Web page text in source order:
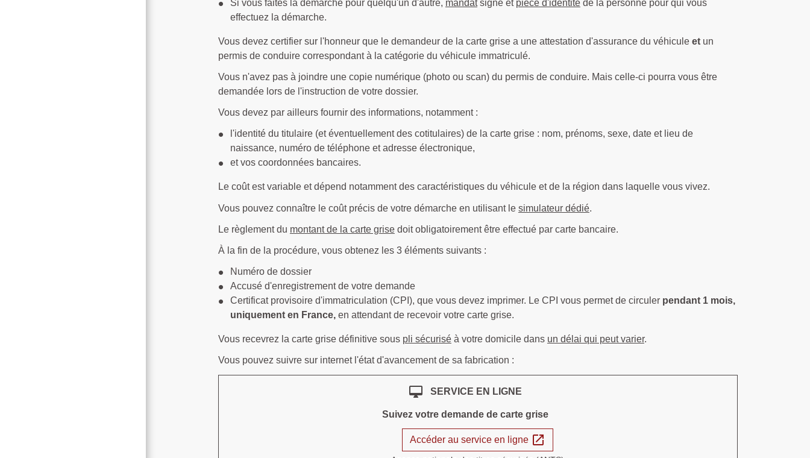
Si vous faites la démarche pour quelqu'un d'autre, mandatsigné et pièce d'identitéde la personne pour qui vous
effectuez la démarche.
Vous devez certifier sur l'honneur que le demandeur de la carte grise a une attestation d'assurance du véhicule etun
permis de conduire correspondant à la catégorie du véhicule immatriculé.
Vous n'avez pas à joindre une copie numérique (photo ou scan) du permis de conduire. Mais celle-ci pourra vous être
demandée lors de l'instruction de votre dossier.
Vous devez par ailleurs fournir des informations, notamment :
l'identité du titulaire (et éventuellement des cotitulaires) de la carte grise : nom, prénoms, sexe, date et lieu de
naissance, numéro de téléphone et adresse électronique,
et vos coordonnées bancaires.
Le coût est variable et dépend notamment des caractéristiques du véhicule et de la région dans laquelle vous vivez.
Vous pouvez connaître le coût précis de votre démarche en utilisant le simulateur dédié.
Le règlement du montant de la carte grisedoit obligatoirement être effectué par carte bancaire.
À la fin de la procédure, vous obtenez les 3 éléments suivants :
Numéro de dossier
Accusé d'enregistrement de votre demande
Certificat provisoire d'immatriculation (CPI), que vous devez imprimer. Le CPI vous permet de circuler pendant 1 mois,
uniquement en France,en attendant de recevoir votre carte grise.
Vous recevrez la carte grise définitive sous pli sécuriséà votre domicile dans un délai qui peut varier.
Vous pouvez suivre sur internet l'état d'avancement de sa fabrication :
desktop_mac SERVICE EN LIGNE
Suivez votre demande de carte grise
Accéder au service en ligne open_in_new